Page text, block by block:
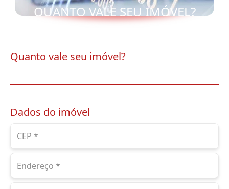
QUANTO VALE SEU IMÓVEL?
Quanto vale seu imóvel?
Dados do imóvel